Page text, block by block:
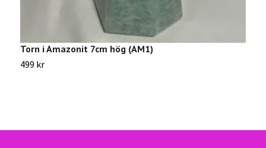
Torn i Amazonit 7cm hög (AM1)
499 kr